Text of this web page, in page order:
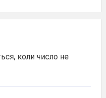
коли число не